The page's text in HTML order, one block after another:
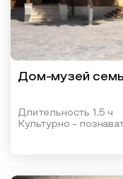
Дом-музей
Длительность 1,5 ч
Культурно -